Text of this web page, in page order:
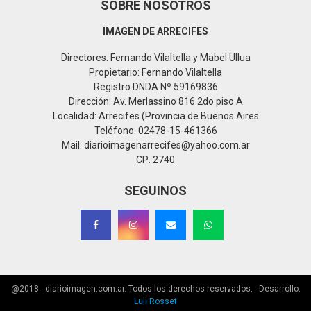
SOBRE NOSOTROS
IMAGEN DE ARRECIFES
Directores: Fernando Vilaltella y Mabel Ullua
Propietario: Fernando Vilaltella
Registro DNDA Nº 59169836
Dirección: Av. Merlassino 816 2do piso A
Localidad: Arrecifes (Provincia de Buenos Aires
Teléfono: 02478-15-461366
Mail: diarioimagenarrecifes@yahoo.com.ar
CP: 2740
SEGUINOS
@2018 - diarioimagen.com.ar. Todos los derechos reservados. - Desarrollo:
Luli Rosset